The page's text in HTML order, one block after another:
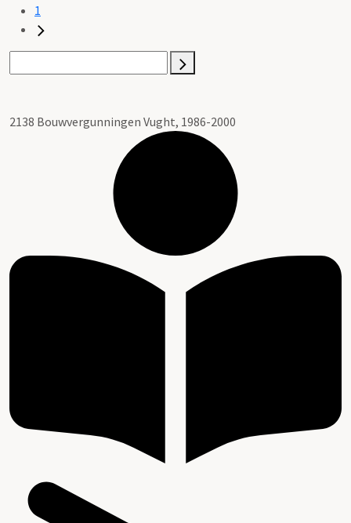
1
2138 Bouwvergunningen Vught, 1986-2000